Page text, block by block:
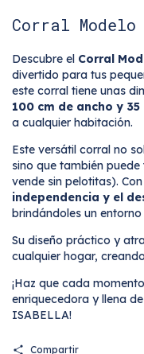
Corral Modelo
Descubre el Corral
divertido para tus
este corral tiene unas
100 cm de ancho y
a cualquier habitación.
Este versátil corral no
sino que también
vende sin pelotitas).
independencia y el
brindándoles un
Su diseño práctico y
cualquier hogar,
¡Haz que cada
enriquecedora y llena
ISABELLA!
Compartir